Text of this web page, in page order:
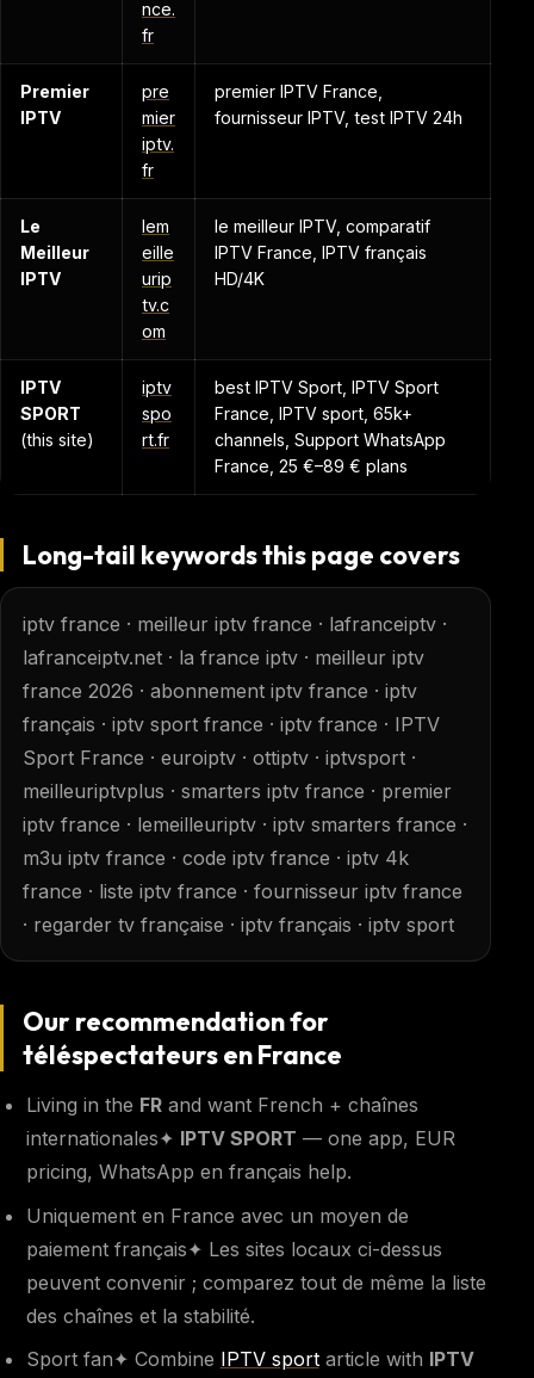
nce.
fr
Premier
IPTV
pre
mier
iptv.
fr
premier IPTV France,
fournisseur IPTV, test IPTV 24h
Le
Meilleur
IPTV
lem
eille
urip
tv.c
om
le meilleur IPTV, comparatif
IPTV France, IPTV français
HD/4K
IPTV
SPORT
(this site)
iptv
spo
rt.fr
best IPTV Sport, IPTV Sport
France, IPTV sport, 65k+
channels, Support WhatsApp
France, 25 €–89 € plans
Long-tail keywords this page covers
iptv france · meilleur iptv france · lafranceiptv ·
lafranceiptv.net · la france iptv · meilleur iptv
france 2026 · abonnement iptv france · iptv
français · iptv sport france · iptv france · IPTV
Sport France · euroiptv · ottiptv · iptvsport ·
meilleuriptvplus · smarters iptv france · premier
iptv france · lemeilleuriptv · iptv smarters france ·
m3u iptv france · code iptv france · iptv 4k
france · liste iptv france · fournisseur iptv france
· regarder tv française · iptv français · iptv sport
Our recommendation for
téléspectateurs en France
Living in the FRand want French + chaînes
internationales✦ IPTV SPORT — one app, EUR
pricing, WhatsApp en français help.
Uniquement en France avec un moyen de
paiement français✦ Les sites locaux ci-dessus
peuvent convenir ; comparez tout de même la liste
des chaînes et la stabilité.
Sport fan✦ Combine IPTV sportarticle with IPTV